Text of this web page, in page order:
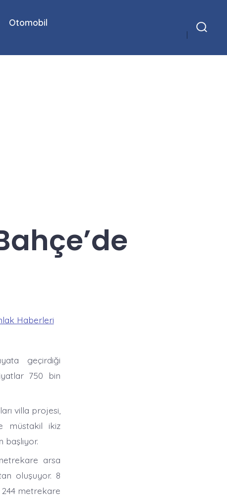
Arama
Göster/Gizle
Otomobil
Haberleri
geçirdiği
750 bin
villa projesi,
müstakil ikiz
başlıyor.
arsa
oluşuyor. 8
244 metrekare